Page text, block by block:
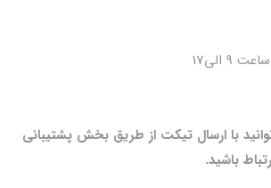
الی17
با ارسال تیکت از طریق بخش پشتیبانی
باشید.